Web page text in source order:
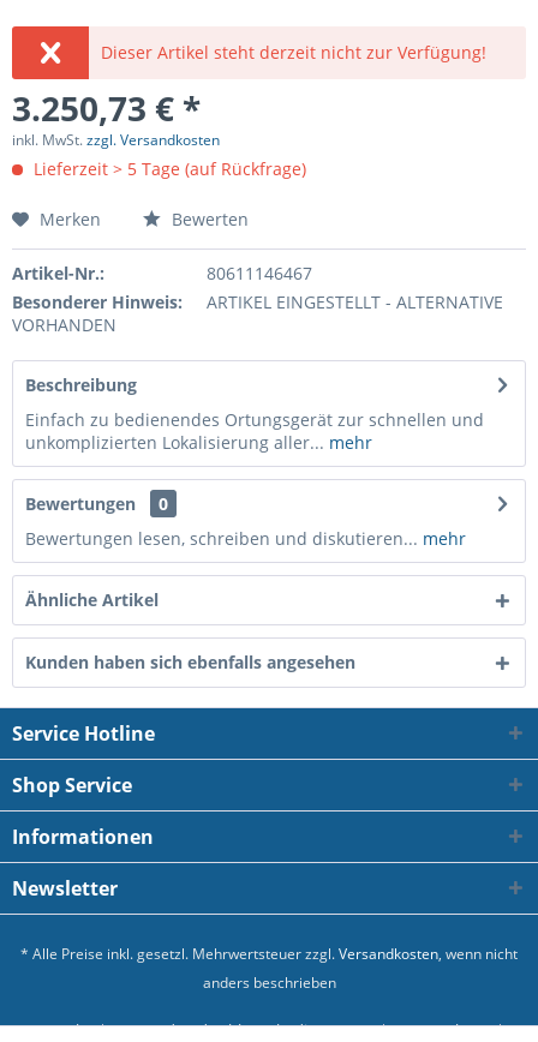
Dieser Artikel steht derzeit nicht zur Verfügung!
3.250,73 € *
inkl. MwSt.zzgl. Versandkosten
Lieferzeit > 5 Tage (auf Rückfrage)
Merken Bewerten
Artikel-Nr.:
80611146467
Besonderer Hinweis:
ARTIKEL EINGESTELLT - ALTERNATIVE
VORHANDEN
Beschreibung
Einfach zu bedienendes Ortungsgerät zur schnellen und
unkomplizierten Lokalisierung aller... mehr
Bewertungen
0
Bewertungen lesen, schreiben und diskutieren... mehr
Ähnliche Artikel
Kunden haben sich ebenfalls angesehen
Service Hotline
Shop Service
Informationen
Newsletter
* Alle Preise inkl. gesetzl. Mehrwertsteuer zzgl.Versandkosten, wenn nicht
anders beschrieben
Kontakt Versand und Zahlungsbedingungen Datenschutz